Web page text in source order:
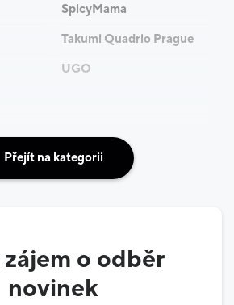
SpicyMama
Takumi Quadrio Prague
UGO
Přejít na kategorii
o odběr
novinek